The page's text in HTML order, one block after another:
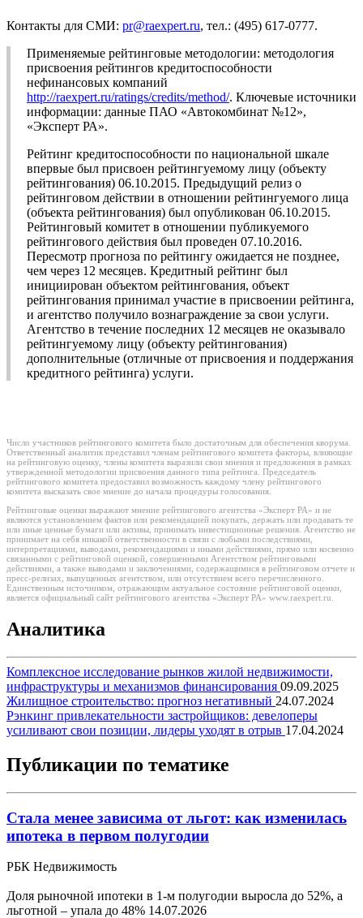
Контакты для СМИ: pr@raexpert.ru, тел.: (495) 617-0777.
Применяемые рейтинговые методологии: методология
присвоения рейтингов кредитоспособности
нефинансовых компаний
http://raexpert.ru/ratings/credits/method/. Ключевые источники
информации: данные ПАО «Автокомбинат №12»,
«Эксперт РА».
Рейтинг кредитоспособности по национальной шкале
впервые был присвоен рейтингуемому лицу (объекту
рейтингования) 06.10.2015. Предыдущий релиз о
рейтинговом действии в отношении рейтингуемого лица
(объекта рейтингования) был опубликован 06.10.2015.
Рейтинговый комитет в отношении публикуемого
рейтингового действия был проведен 07.10.2016.
Пересмотр прогноза по рейтингу ожидается не позднее,
чем через 12 месяцев. Кредитный рейтинг был
инициирован объектом рейтингования, объект
рейтингования принимал участие в присвоении рейтинга,
и агентство получило вознаграждение за свои услуги.
Агентство в течение последних 12 месяцев не оказывало
рейтингуемому лицу (объекту рейтингования)
дополнительные (отличные от присвоения и поддержания
кредитного рейтинга) услуги.
Число участников рейтингового комитета было достаточным для обеспечения кворума.
Ответственный аналитик представил членам рейтингового комитета факторы, влияющие
на рейтинговую оценку, члены комитета выразили свои мнения и предложения в рамках
утвержденной методологии присвоения данного типа рейтинга. Председатель
рейтингового комитета предоставил возможность каждому члену рейтингового
комитета высказать свое мнение до начала процедуры голосования.
Рейтинговые оценки выражают мнение рейтингового агентства «Эксперт РА» и не
являются установлением фактов или рекомендацией покупать, держать или продавать те
или иные ценные бумаги или активы, принимать инвестиционные решения. Агентство не
принимает на себя никакой ответственности в связи с любыми последствиями,
интерпретациями, выводами, рекомендациями и иными действиями, прямо или косвенно
связанными с рейтинговой оценкой, совершенными Агентством рейтинговыми
действиями, а также выводами и заключениями, содержащимися в рейтинговом отчете и
пресс-релизах, выпущенных агентством, или отсутствием всего перечисленного.
Единственным источником, отражающим актуальное состояние рейтинговой оценки,
является официальный сайт рейтингового агентства «Эксперт РА» www.raexpert.ru.
Аналитика
Комплексное исследование рынков жилой недвижимости,
инфраструктуры и механизмов финансирования 09.09.2025
Жилищное строительство: прогноз негативный 24.07.2024
Рэнкинг привлекательности застройщиков: девелоперы
усиливают свои позиции, лидеры уходят в отрыв 17.04.2024
Публикации по тематике
Стала менее зависима от льгот: как изменилась
ипотека в первом полугодии
РБК Недвижимость
Доля рыночной ипотеки в 1-м полугодии выросла до 52%, а
льготной – упала до 48% 14.07.2026